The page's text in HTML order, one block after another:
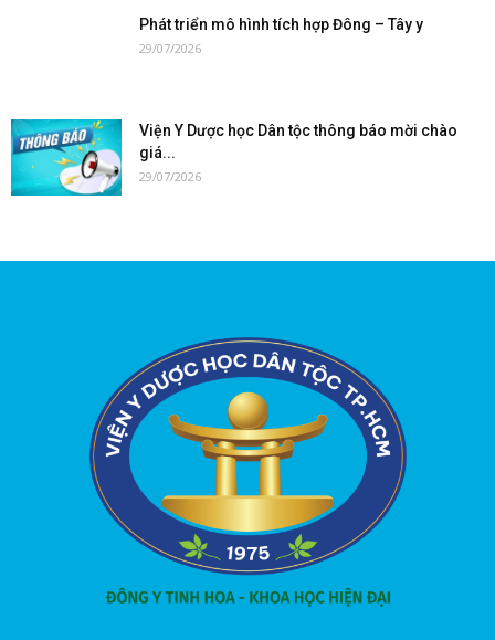
Phát triển mô hình tích hợp Đông – Tây y
29/07/2026
Viện Y Dược học Dân tộc thông báo mời chào
giá...
29/07/2026